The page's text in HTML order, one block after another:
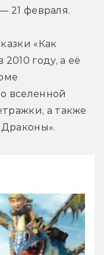
21 февраля.
«Как
году, а её
вселенной
а также